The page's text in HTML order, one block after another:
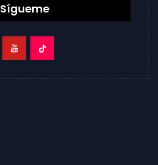
Sígueme